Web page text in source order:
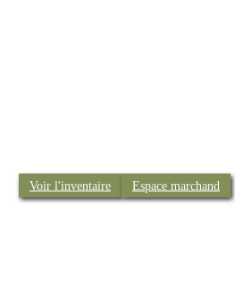
Voir l'inventaire Espace marchand